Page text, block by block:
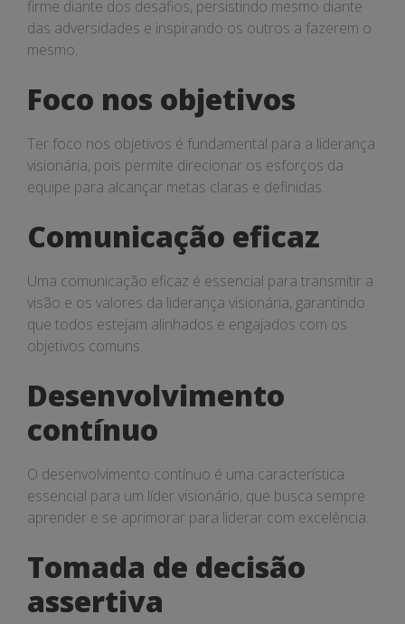
firme diante dos desafios, persistindo mesmo diante
das adversidades e inspirando os outros a fazerem o
mesmo.
Foco nos objetivos
Ter foco nos objetivos é fundamental para a liderança
visionária, pois permite direcionar os esforços da
equipe para alcançar metas claras e definidas.
Comunicação eficaz
Uma comunicação eficaz é essencial para transmitir a
visão e os valores da liderança visionária, garantindo
que todos estejam alinhados e engajados com os
objetivos comuns.
Desenvolvimento
contínuo
O desenvolvimento contínuo é uma característica
essencial para um líder visionário, que busca sempre
aprender e se aprimorar para liderar com excelência.
Tomada de decisão
assertiva